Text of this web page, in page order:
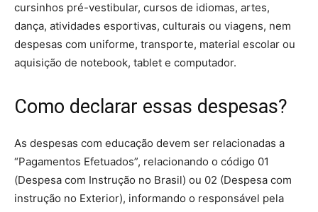
cursinhos pré-vestibular, cursos de idiomas, artes,
dança, atividades esportivas, culturais ou viagens, nem
despesas com uniforme, transporte, material escolar ou
aquisição de notebook, tablet e computador.
Como declarar essas despesas?
As despesas com educação devem ser relacionadas a
“Pagamentos Efetuados”, relacionando o código 01
(Despesa com Instrução no Brasil) ou 02 (Despesa com
instrução no Exterior), informando o responsável pela